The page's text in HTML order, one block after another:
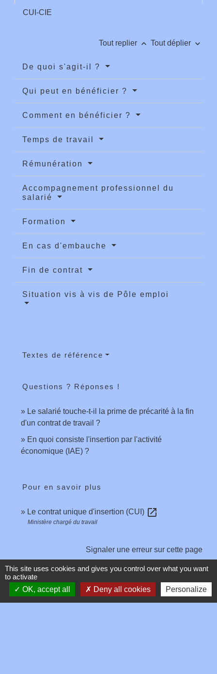
CUI-CIE
Tout replier keyboard_arrow_up Tout déplier keyboard_arrow_down
De quoi s'agit-il ?
Qui peut en bénéficier ?
Comment en bénéficier ?
Temps de travail
Rémunération
Accompagnement professionnel du
salarié
Formation
En cas d'embauche
Fin de contrat
Situation vis à vis de Pôle emploi
Textes de référence
Questions ? Réponses !
Le salarié touche-t-il la prime de précarité à la fin
d'un contrat de travail ?
En quoi consiste l'insertion par l'activité
économique (IAE) ?
Pour en savoir plus
Le contrat unique d'insertion (CUI) open_in_new
Ministère chargé du travail
Signaler une erreur sur cette page
This site uses cookies and gives you control over what you want
to activate
OK, accept all
Deny all cookies Personalize